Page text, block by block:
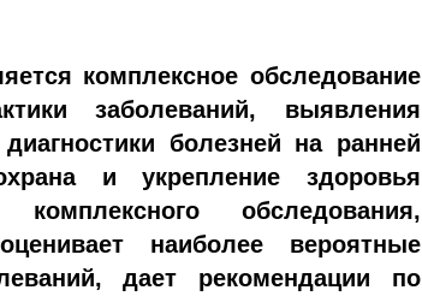
комплексное обследование
заболеваний, выявления
болезней на ранней
и укрепление здоровья
обследования,
наиболее вероятные
дает рекомендации по